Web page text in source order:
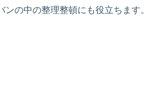
の中の整理整頓にも役立ちます。